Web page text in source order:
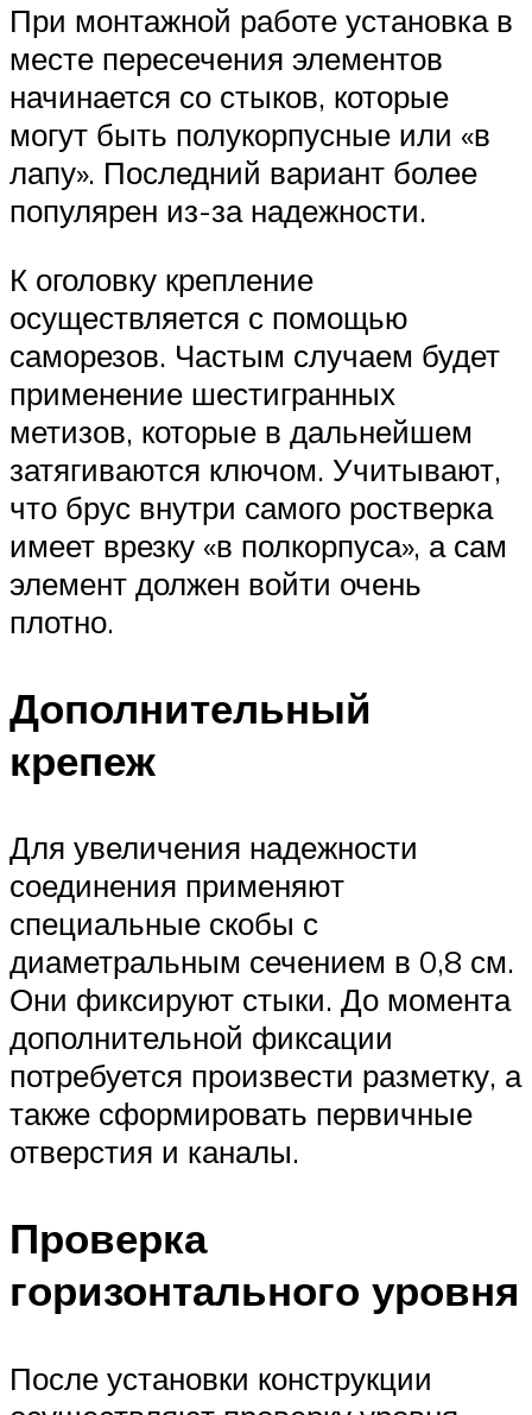
При монтажной работе установка в
месте пересечения элементов
начинается со стыков, которые
могут быть полукорпусные или «в
лапу». Последний вариант более
популярен из-за надежности.
К оголовку крепление
осуществляется с помощью
саморезов. Частым случаем будет
применение шестигранных
метизов, которые в дальнейшем
затягиваются ключом. Учитывают,
что брус внутри самого ростверка
имеет врезку «в полкорпуса», а сам
элемент должен войти очень
плотно.
Дополнительный
крепеж
Для увеличения надежности
соединения применяют
специальные скобы с
диаметральным сечением в 0,8 см.
Они фиксируют стыки. До момента
дополнительной фиксации
потребуется произвести разметку, а
также сформировать первичные
отверстия и каналы.
Проверка
горизонтального уровня
После установки конструкции